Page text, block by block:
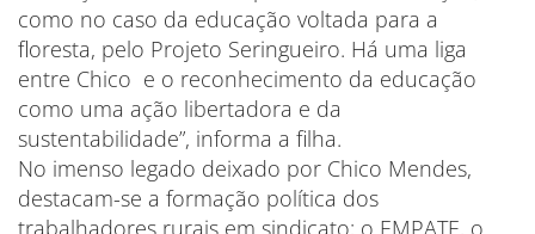
como no caso da educação voltada para a
floresta, pelo Projeto Seringueiro. Há uma liga
entre Chico e o reconhecimento da educação
como uma ação libertadora e da
sustentabilidade”, informa a filha.
No imenso legado deixado por Chico Mendes,
destacam-se a formação política dos
trabalhadores rurais em sindicato; o EMPATE, o